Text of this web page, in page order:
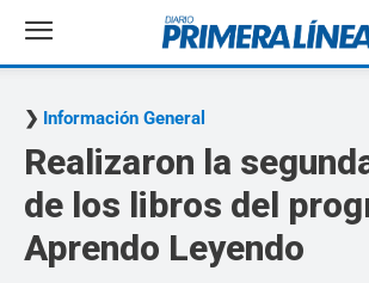
Información General
Realizaron la
de los libros del
Aprendo Leyendo